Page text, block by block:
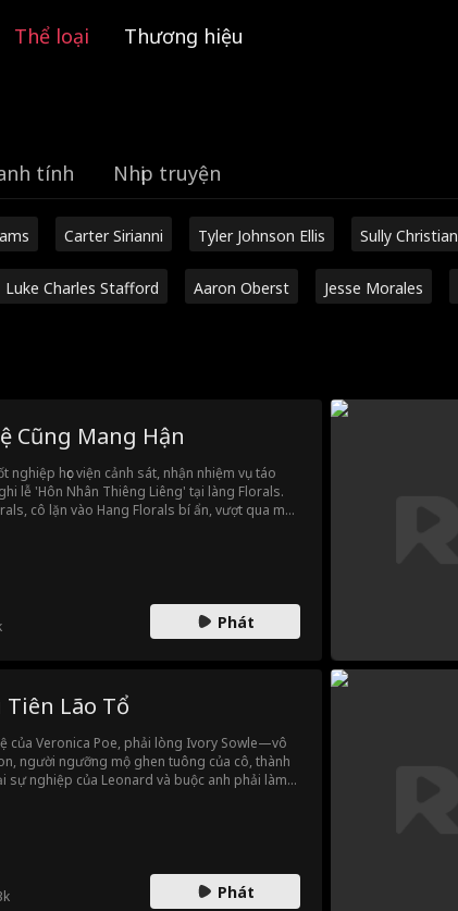
Thể loại Thương hiệu
tính Nhịp truyện
Carter Sirianni Tyler Johnson Ellis Sully Christian
Luke Charles Stafford Aaron Oberst Jesse Morales
Cũng Mang Hận
nghiệp học viện cảnh sát, nhận nhiệm vụ táo
lễ 'Hôn Nhân Thiêng Liêng' tại làng Florals.
cô lặn vào Hang Florals bí ẩn, vượt qua một
Phát
Tiên Lão Tổ
của Veronica Poe, phải lòng Ivory Sowle—vô
người ngưỡng mộ ghen tuông của cô, thành
sự nghiệp của Leonard và buộc anh phải làm
Phát